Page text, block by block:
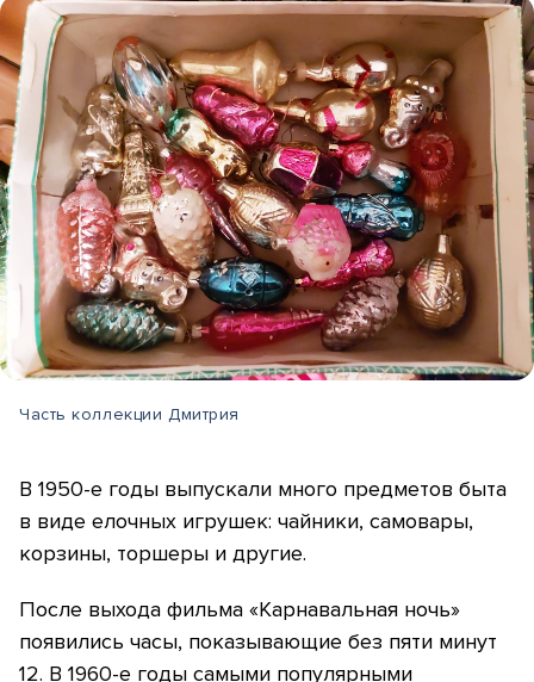
Часть коллекции Дмитрия
В 1950-е годы выпускали много предметов быта
в виде елочных игрушек: чайники, самовары,
корзины, торшеры и другие.
После выхода фильма «Карнавальная ночь»
появились часы, показывающие без пяти минут
12. В 1960-е годы самыми популярными